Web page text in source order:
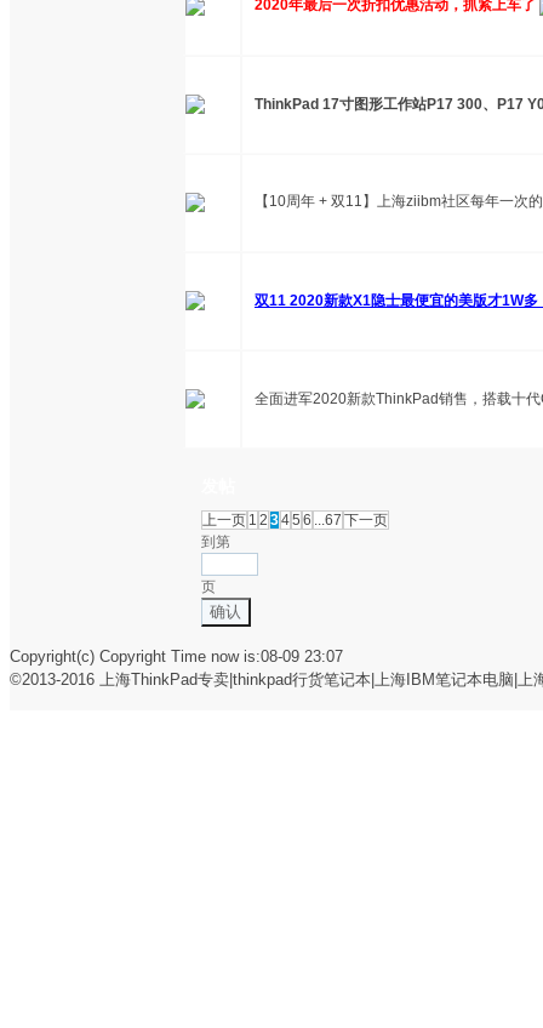
2020年最后一次折扣优惠活动，抓紧上车了
ThinkPad 17寸图形工作站P17 300、P17
【10周年 + 双11】上海ziibm社区每年一次
双11 2020新款X1隐士最便宜的美版才1W
全面进军2020新款ThinkPad销售，搭载十
上一页 1 2 345 6 ...67 下一页
到第
页
确认
Copyright(c) Copyright Time now is:08-09 23:07
©2013-2016
上海ThinkPad专卖|thinkpad行货笔记本|上海IBM笔记本电脑|上